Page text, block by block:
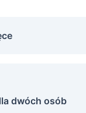
dwóch osób